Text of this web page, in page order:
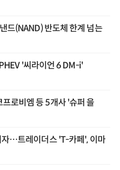
드(NAND) 반도체 한계 넘는
'씨라이언 6 DM-i'
로비엠 등 5개사 '슈퍼 을
…트레이더스 'T-카페', 이마